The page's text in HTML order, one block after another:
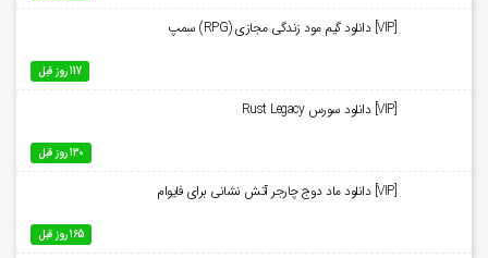
[VIP] دانلود گیم مود زندگی مجازی (RPG) سمپ
117 روز قبل
[VIP] دانلود سورس Rust Legacy
130 روز قبل
[VIP] دانلود ماد دوج چارجر آتش نشانی برای فایوام
165 روز قبل